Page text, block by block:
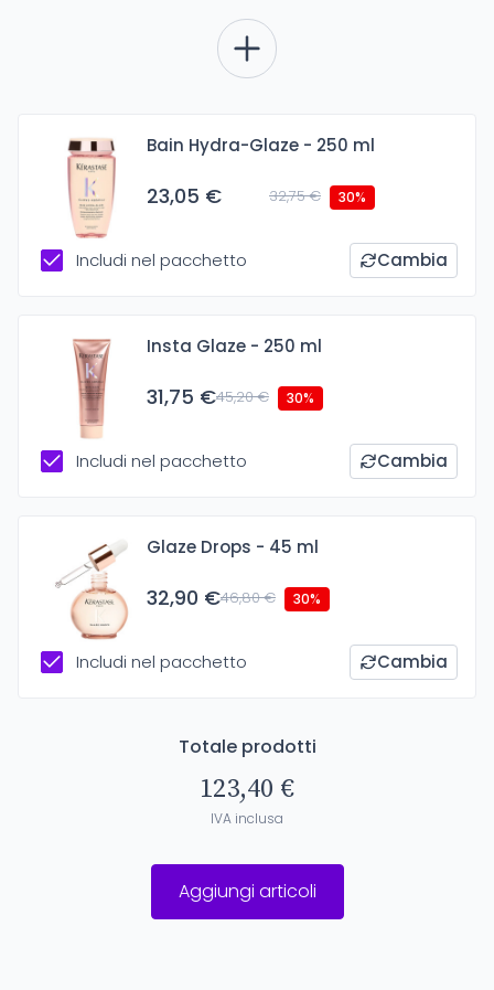
Bain Hydra-Glaze - 250 ml
23,05 € 32,75 € 30%
Includi nel pacchetto Cambia
Insta Glaze - 250 ml
31,75 €45,20 € 30%
Includi nel pacchetto Cambia
Glaze Drops - 45 ml
32,90 €46,80 € 30%
Includi nel pacchetto Cambia
Totale prodotti
123,40 €
IVA inclusa
Aggiungi articoli